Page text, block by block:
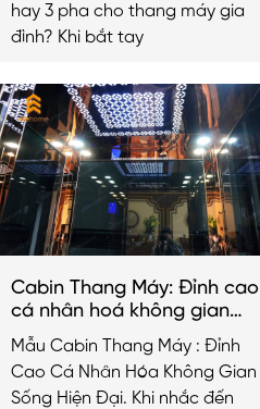
hay 3 pha cho thang máy gia
đình? Khi bắt tay
Cabin Thang Máy: Đỉnh cao
cá nhân hoá không gian
sống hiện đại
Mẫu Cabin Thang Máy : Đỉnh
Cao Cá Nhân Hóa Không Gian
Sống Hiện Đại. Khi nhắc đến